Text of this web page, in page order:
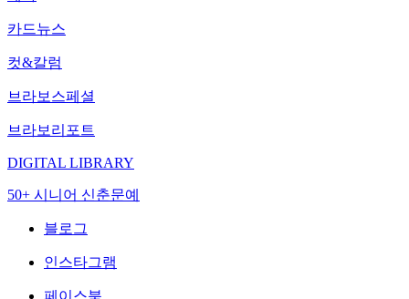
카드뉴스
컷&칼럼
브라보스페셜
브라보리포트
DIGITAL LIBRARY
50+ 시니어 신춘문예
블로그
인스타그램